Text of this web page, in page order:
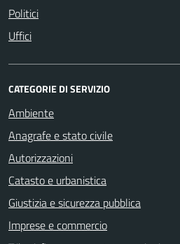
Politici
Uffici
CATEGORIE DI SERVIZIO
Ambiente
Anagrafe e stato civile
Autorizzazioni
Catasto e urbanistica
Giustizia e sicurezza pubblica
Imprese e commercio